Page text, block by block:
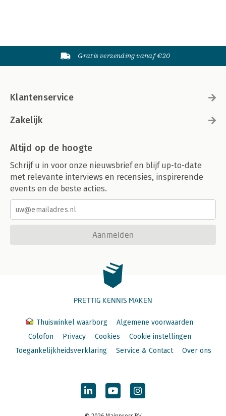
Gratis verzending vanaf €20
Klantenservice
Zakelijk
Altijd op de hoogte
Schrijf u in voor onze nieuwsbrief en blijf up-to-date
met relevante interviews en recensies, inspirerende
events en de beste acties.
Aanmelden
PRETTIG KENNIS MAKEN
Thuiswinkel waarborg
Algemene voorwaarden
Colofon
Privacy Cookies
Cookie instellingen
Toegankelijkheidsverklaring
Service & Contact Over ons